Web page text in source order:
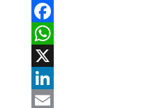
Facebook
WhatsApp
X
LinkedIn